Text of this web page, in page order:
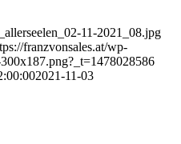
11-2021_08.jpg
franzvonsales.at/wp-
2021-11-03